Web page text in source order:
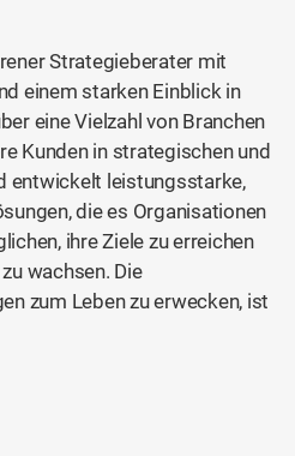
Strategieberater mit
einem starken Einblick in
eine Vielzahl von Branchen
Kunden in strategischen und
entwickelt leistungsstarke,
die es Organisationen
ihre Ziele zu erreichen
wachsen. Die
zum Leben zu erwecken, ist